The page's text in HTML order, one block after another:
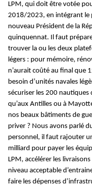
LPM, qui doit être votée
2018/2023, en intégrant le
nouveau Président de la
quinquennat. Il faut
trouver la ou les deux
légers : pour mémoire,
n’aurait coûté au final que
besoin d’unités navales
sécuriser les 200
qu’aux Antilles ou à
nos beaux bâtiments de
priver ? Nous avons parlé
personnel, il faut rajouter
milliard pour payer les
LPM, accélérer les
niveau acceptable
faire les dépenses